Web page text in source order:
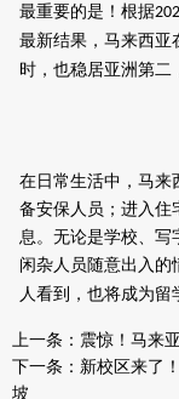
最重要的是！根据
最新结果，马来西亚
时，也稳居亚洲第二
在日常生活中，马来
备安保人员；进入住
息。无论是学校、写
闲杂人员随意出入的
人看到，也将成为留
上一条： 震惊！马来
下一条： 新校区来了
坡